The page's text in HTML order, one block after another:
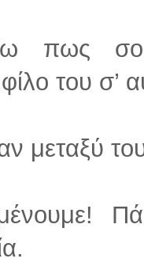
πως
του σ’
μεταξύ